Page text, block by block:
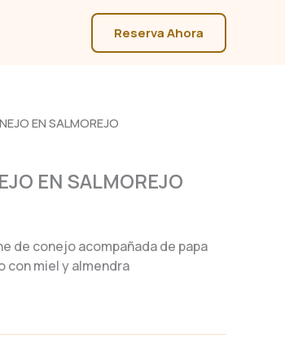
Reserva Ahora
EN SALMOREJO
EN SALMOREJO
de conejo acompañada de papa
con miel y almendra